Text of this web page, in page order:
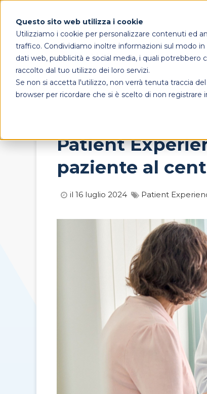
Questo sito web utilizza i cookie
Utilizziamo i cookie per personalizzare contenuti ed
traffico. Condividiamo inoltre informazioni sul modo
dati web, pubblicità e social media, i quali
raccolto dal tuo utilizzo dei loro servizi.
Se non si accetta l'utilizzo, non verrà tenuta traccia
browser per ricordare che si è scelto di non registrare
Patient
paziente al
il 16 luglio 2024 Patient